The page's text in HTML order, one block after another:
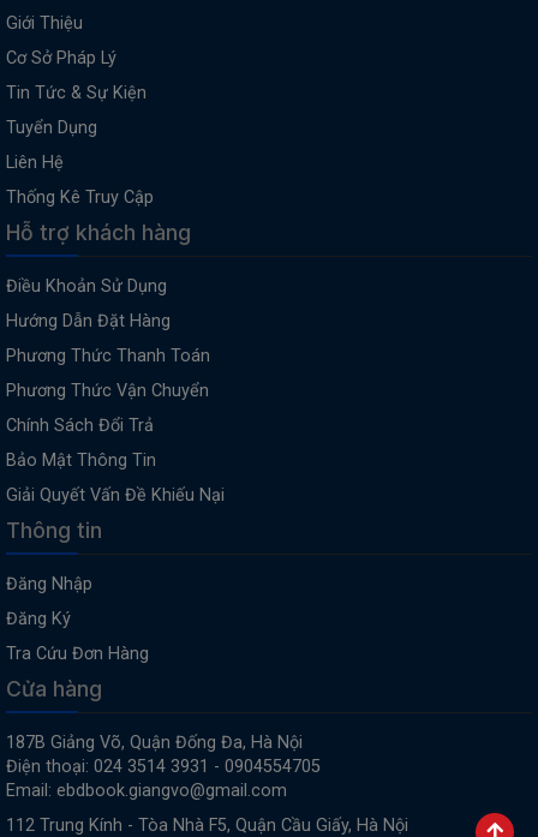
Giới Thiệu
Cơ Sở Pháp Lý
Tin Tức & Sự Kiện
Tuyển Dụng
Liên Hệ
Thống Kê Truy Cập
Hỗ trợ khách hàng
Điều Khoản Sử Dụng
Hướng Dẫn Đặt Hàng
Phương Thức Thanh Toán
Phương Thức Vận Chuyển
Chính Sách Đổi Trả
Bảo Mật Thông Tin
Giải Quyết Vấn Đề Khiếu Nại
Thông tin
Đăng Nhập
Đăng Ký
Tra Cứu Đơn Hàng
Cửa hàng
187B Giảng Võ, Quận Đống Đa, Hà Nội
Điện thoại: 024 3514 3931 - 0904554705
Email: ebdbook.giangvo@gmail.com
112 Trung Kính - Tòa Nhà F5, Quận Cầu Giấy, Hà Nội